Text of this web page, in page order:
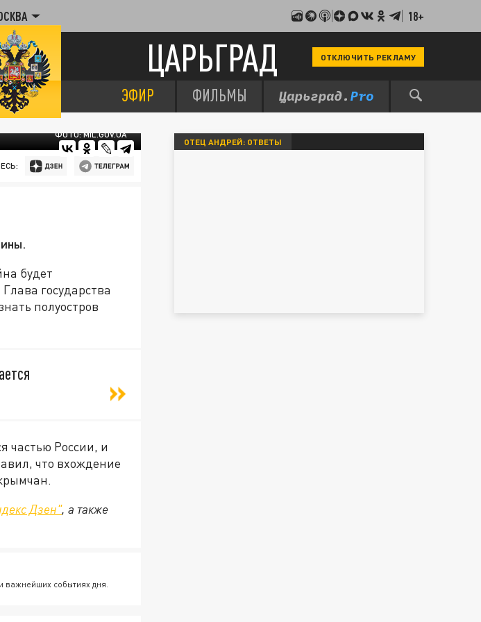
18+
ЦАРЬГРАД ОТКЛЮЧИТЬ РЕКЛАМУ
ЭФИР ФИЛЬМЫ
ФОТО: MIL.GOV.UA
будет
государства
полуостров
частью России, и
что вхождение
Дзен", а также
важнейших событиях дня.
ОТЕЦ АНДРЕЙ: ОТВЕТЫ